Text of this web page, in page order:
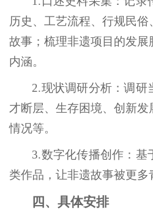
历史、工艺流程、行规民
故事；梳理非遗项目的发
内涵。
2.现状调研分析：调研
才断层、生存困境、创新
情况等。
3.数字化传播创作：基
类作品，让非遗故事被更多
四、具体安排